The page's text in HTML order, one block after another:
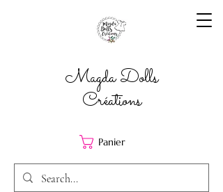
Magda Dolls
Créations
Panier